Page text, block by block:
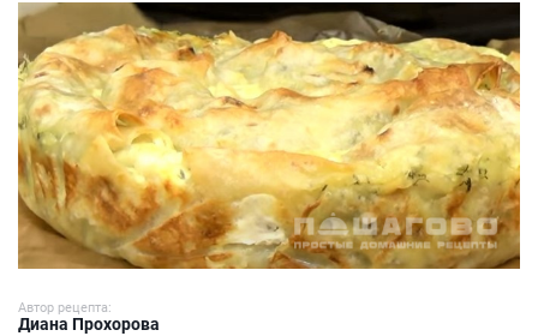
Пирог из лаваша с сыром в духовке
Автор рецепта:
Диана Прохорова